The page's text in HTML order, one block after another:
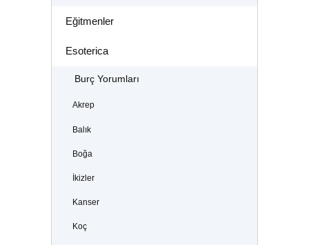
Eğitmenler
Esoterica
Burç Yorumları
Akrep
Balık
Boğa
İkizler
Kanser
Koç